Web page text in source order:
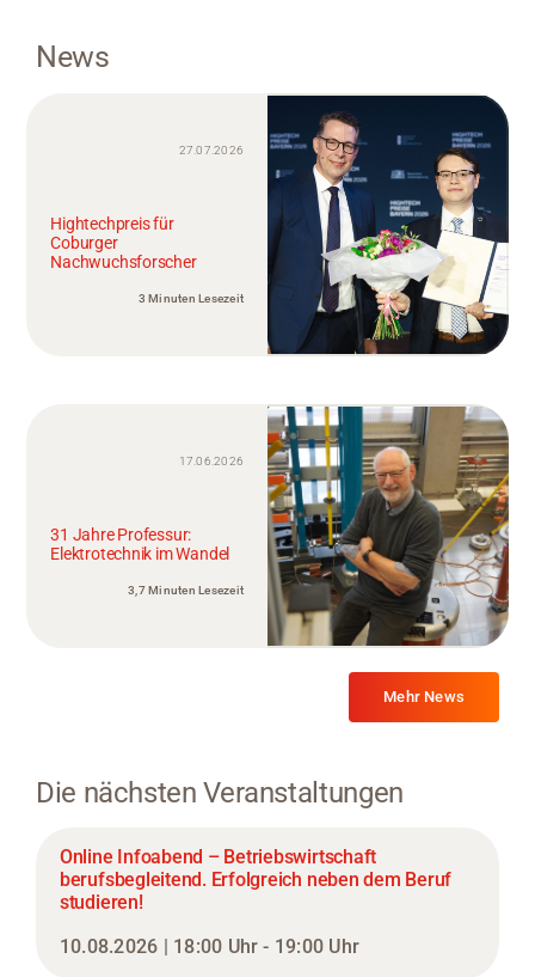
News
27.07.2026
Hightechpreis für
Coburger
Nachwuchsforscher
3 Minuten Lesezeit
17.06.2026
31 Jahre Professur:
Elektrotechnik im Wandel
3,7 Minuten Lesezeit
Mehr News
Die nächsten Veranstaltungen
Online Infoabend – Betriebswirtschaft
berufsbegleitend. Erfolgreich neben dem Beruf
studieren!
10.08.2026 | 18:00 Uhr - 19:00 Uhr